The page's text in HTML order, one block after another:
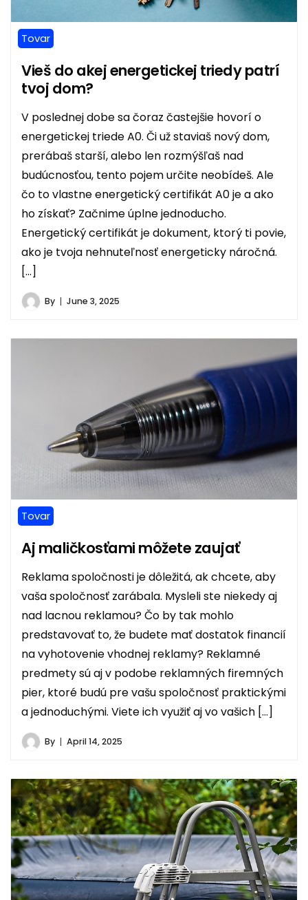
Tovar
Vieš do akej energetickej triedy patrí
tvoj dom?
V poslednej dobe sa čoraz častejšie hovorí o
energetickej triede A0. Či už staviaš nový dom,
prerábaš starší, alebo len rozmýšľaš nad
budúcnosťou, tento pojem určite neobídeš. Ale
čo to vlastne energetický certifikát A0 je a ako
ho získať? Začnime úplne jednoducho.
Energetický certifikát je dokument, ktorý ti povie,
ako je tvoja nehnuteľnosť energeticky náročná.
[…]
By June 3, 2025
Tovar
Aj maličkosťami môžete zaujať
Reklama spoločnosti je dôležitá, ak chcete, aby
vaša spoločnosť zarábala. Mysleli ste niekedy aj
nad lacnou reklamou? Čo by tak mohlo
predstavovať to, že budete mať dostatok financií
na vyhotovenie vhodnej reklamy? Reklamné
predmety sú aj v podobe reklamných firemných
pier, ktoré budú pre vašu spoločnosť praktickými
a jednoduchými. Viete ich využiť aj vo vašich […]
By April 14, 2025